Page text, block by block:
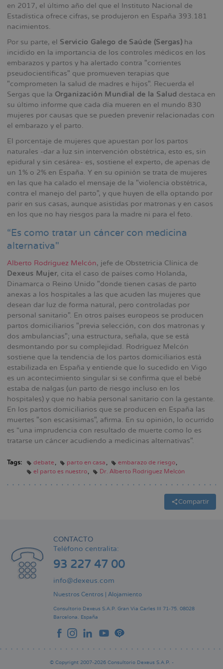
en 2017, el último año del que el Instituto Nacional de
Estadística ofrece cifras, se produjeron en España 393.181
nacimientos.
Por su parte, el Servicio Galego de Saúde (Sergas) ha
incidido en la importancia de los controles médicos en los
embarazos y partos y ha alertado contra "corrientes
pseudocientíficas" que promueven terapias que
"comprometen la salud de madres e hijos". Recuerda el
Sergas que la Organización Mundial de la Salud destaca en
su último informe que cada día mueren en el mundo 830
mujeres por causas que se pueden prevenir relacionadas con
el embarazo y el parto.
El porcentaje de mujeres que apuestan por los partos
naturales -dar a luz sin intervención obstétrica, esto es, sin
epidural y sin cesárea- es, sostiene el experto, de apenas de
un 1% o 2% en España. Y en su opinión se trata de mujeres
en las que ha calado el mensaje de la "violencia obstétrica,
contra el manejo del parto", y que huyen de ella optando por
parir en sus casas, aunque asistidas por matronas y en casos
en los que no hay riesgos para la madre ni para el feto.
“Es como tratar un cáncer con medicina
alternativa"
Alberto Rodríguez Melcón, jefe de Obstetricia Clínica de
Dexeus Mujer, cita el caso de países como Holanda,
Dinamarca o Reino Unido "donde tienen casas de parto
anexas a los hospitales a las que acuden las mujeres que
desean dar luz de forma natural, pero controladas por
personal sanitario". En otros países europeos se producen
partos domiciliarios "previa selección, con dos matronas y
dos ambulancias"; una estructura, señala, que se está
desmontando por su complejidad. Rodríguez Melcón
sostiene que la tendencia de los partos domiciliarios está
estabilizada en España y entiende que lo sucedido en Vigo
es un acontecimiento singular si se confirma que el bebé
estaba de nalgas (un parto de riesgo incluso en los
hospitales) y que no había personal sanitario con la gestante.
En los partos domiciliarios que se producen en España las
muertes "son escasísimas", afirma. En su opinión, lo ocurrido
es “una imprudencia con resultado de muerte como lo es
tratarse un cáncer acudiendo a medicinas alternativas".
Tags: debate parto en casa
embarazo de riesgo
el parto es nuestro
Dr. Alberto Rodríguez Melcón
Compartir
CONTACTO
Teléfono centralita:
93 227 47 00
info@dexeus.com
Nuestros Centros Alojamiento
Consultorio Dexeus S.A.P. Gran Via Carles III 71-75. 08028
Barcelona. España
© Copyright 2007-2026 Consultorio Dexeus S.A.P. -